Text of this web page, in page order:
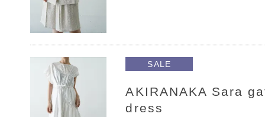
SALE
AKIRANAKA Sara
dress